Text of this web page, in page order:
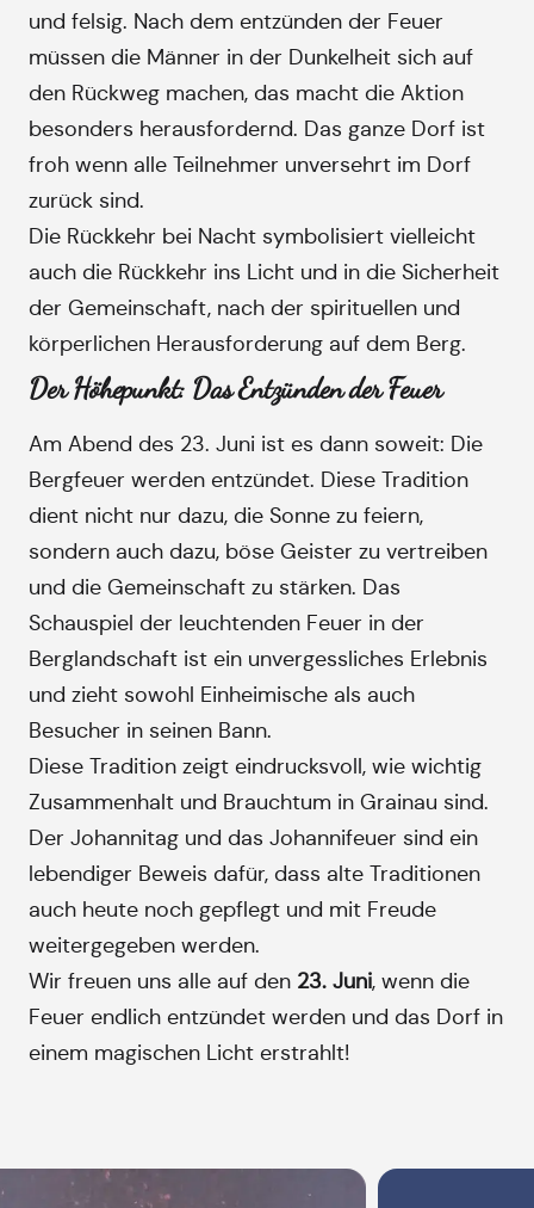
und felsig. Nach dem entzünden der Feuer
müssen die Männer in der Dunkelheit sich auf
den Rückweg machen, das macht die Aktion
besonders herausfordernd. Das ganze Dorf ist
froh wenn alle Teilnehmer unversehrt im Dorf
zurück sind.
Die Rückkehr bei Nacht symbolisiert vielleicht
auch die Rückkehr ins Licht und in die Sicherheit
der Gemeinschaft, nach der spirituellen und
körperlichen Herausforderung auf dem Berg.
Der Höhepunkt: Das Entzünden der Feuer
Am Abend des 23. Juni ist es dann soweit: Die
Bergfeuer werden entzündet. Diese Tradition
dient nicht nur dazu, die Sonne zu feiern,
sondern auch dazu, böse Geister zu vertreiben
und die Gemeinschaft zu stärken. Das
Schauspiel der leuchtenden Feuer in der
Berglandschaft ist ein unvergessliches Erlebnis
und zieht sowohl Einheimische als auch
Besucher in seinen Bann.
Diese Tradition zeigt eindrucksvoll, wie wichtig
Zusammenhalt und Brauchtum in Grainau sind.
Der Johannitag und das Johannifeuer sind ein
lebendiger Beweis dafür, dass alte Traditionen
auch heute noch gepflegt und mit Freude
weitergegeben werden.
Wir freuen uns alle auf den 23. Juni, wenn die
Feuer endlich entzündet werden und das Dorf in
einem magischen Licht erstrahlt!